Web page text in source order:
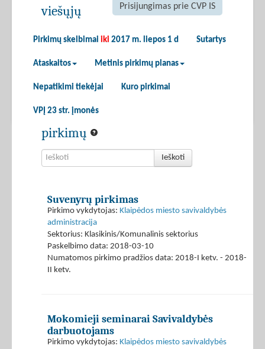
Prisijungimas prie CVP IS
Pirkimų skelbimai iki 2017 m. liepos 1 d Sutartys
Ataskaitos Metinis pirkimų planas
Nepatikimi tiekėjai Kuro pirkimai
VPĮ 23 str. įmonės
viešųjų
pirkimų
Ieškoti
Suvenyrų pirkimas
Pirkimo vykdytojas: Klaipėdos miesto savivaldybės
administracija
Sektorius: Klasikinis/Komunalinis sektorius
Paskelbimo data: 2018-03-10
Numatomos pirkimo pradžios data: 2018-I ketv. - 2018-
II ketv.
Mokomieji seminarai Savivaldybės
darbuotojams
Pirkimo vykdytojas: Klaipėdos miesto savivaldybės